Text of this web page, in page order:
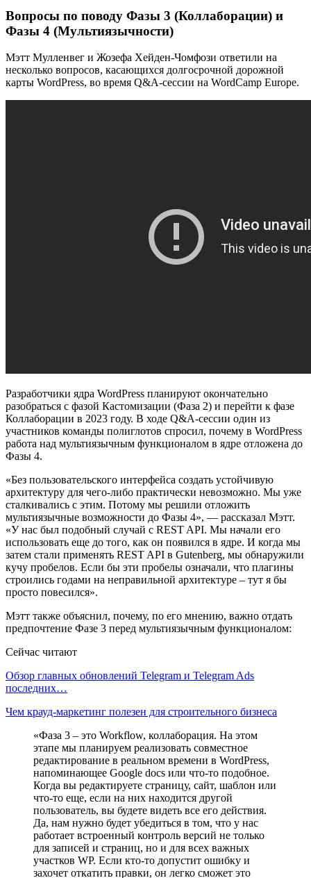
Вопросы по поводу Фазы 3 (Коллаборации) и
Фазы 4 (Мультиязычности)
Мэтт Мулленвег и Жозефа Хейден-Чомфози ответили на
несколько вопросов, касающихся долгосрочной дорожной
карты WordPress, во время Q&A-сессии на WordCamp Europe.
Разработчики ядра WordPress планируют окончательно
разобраться с фазой Кастомизации (Фаза 2) и перейти к фазе
Коллаборации в 2023 году. В ходе Q&A-сессии один из
участников команды полиглотов спросил, почему в WordPress
работа над мультиязычным функционалом в ядре отложена до
Фазы 4.
«Без пользовательского интерфейса создать устойчивую
архитектуру для чего-либо практически невозможно. Мы уже
сталкивались с этим. Потому мы решили отложить
мультиязычные возможности до Фазы 4», — рассказал Мэтт.
«У нас был подобный случай с REST API. Мы начали его
использовать еще до того, как он появился в ядре. И когда мы
затем стали применять REST API в Gutenberg, мы обнаружили
кучу пробелов. Если бы эти пробелы означали, что плагины
строились годами на неправильной архитектуре – тут я бы
просто повесился».
Мэтт также объяснил, почему, по его мнению, важно отдать
предпочтение Фазе 3 перед мультиязычным функционалом:
Сейчас читают
Обзор главных обновлений Telegram и Telegram Ads
последних…
Чем крауд-маркетинг полезен для строительного бизнеса
«Фаза 3 – это Workflow, коллаборация. На этом
этапе мы планируем реализовать совместное
редактирование в реальном времени в WordPress,
напоминающее Google docs или что-то подобное.
Когда вы редактируете страницу, сайт, шаблон или
что-то еще, если на них находится другой
пользователь, вы будете видеть все его действия.
Да, нам нужно будет убедиться в том, что у нас
работает встроенный контроль версий не только
для записей и страниц, но и для всех важных
участков WP. Если кто-то допустит ошибку и
захочет откатить правки, он легко сможет это